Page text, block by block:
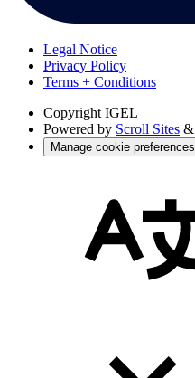
Legal Notice
Privacy Policy
Terms + Conditions
Copyright IGEL
Powered by Scroll Sites &
Manage cookie preferences